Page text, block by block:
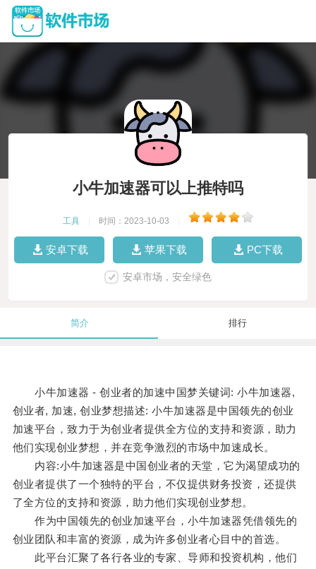
小牛加速器可以上推特吗
工具 时间：2023-10-03
安卓下载 苹果下载 PC下载
安卓市场，安全绿色
简介 排行
小牛加速器 - 创业者的加速中国梦关键词: 小牛加速器,
创业者, 加速, 创业梦想描述: 小牛加速器是中国领先的创业
加速平台，致力于为创业者提供全方位的支持和资源，助力
他们实现创业梦想，并在竞争激烈的市场中加速成长。
内容:小牛加速器是中国创业者的天堂，它为渴望成功的
创业者提供了一个独特的平台，不仅提供财务投资，还提供
了全方位的支持和资源，助力他们实现创业梦想。
作为中国领先的创业加速平台，小牛加速器凭借领先的
创业团队和丰富的资源，成为许多创业者心目中的首选。
此平台汇聚了各行各业的专家、导师和投资机构，他们